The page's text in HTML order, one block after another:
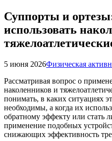
Суппорты и
использовать
5 июня 2026Физическая
Рассматривая вопрос о
наколенников и
понимать, в каких ситуациях
необходимы, а когда их
обратному эффекту или стать
применение подобных
снижающих эффективность